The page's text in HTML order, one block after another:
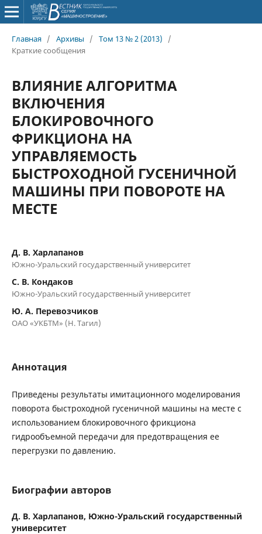
Главная / Архивы / Том 13 № 2 (2013)
/
Краткие сообщения
ВЛИЯНИЕ АЛГОРИТМА
ВКЛЮЧЕНИЯ
БЛОКИРОВОЧНОГО
ФРИКЦИОНА НА
УПРАВЛЯЕМОСТЬ
БЫСТРОХОДНОЙ ГУСЕНИЧНОЙ
МАШИНЫ ПРИ ПОВОРОТЕ НА
МЕСТЕ
Д. В. Харлапанов
Южно-Уральский государственный университет
С. В. Кондаков
Южно-Уральский государственный университет
Ю. А. Перевозчиков
ОАО «УКБТМ» (Н. Тагил)
Аннотация
Приведены результаты имитационного моделирования
поворота быстроходной гусеничной машины на месте с
использованием блокировочного фрикциона
гидрообъемной передачи для предотвращения ее
перегрузки по давлению.
Биографии авторов
Д. В. Харлапанов, Южно-Уральский государственный
университет